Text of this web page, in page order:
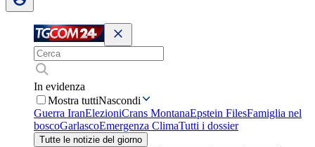
In evidenza
Mostra tuttiNascondi
Guerra IranElezioniCrans MontanaEpstein FilesFamiglia nel
boscoGarlascoEmergenza ClimaTutti i dossier
Tutte le notizie del giorno